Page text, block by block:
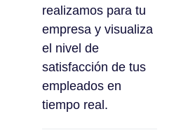
realizamos para tu
empresa y visualiza
el nivel de
satisfacción de tus
empleados en
tiempo real.